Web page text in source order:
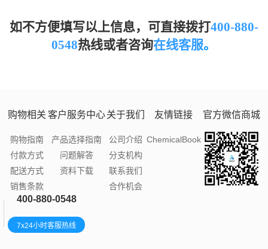
如不方便填写以上信息，可直接拨打400-880-
0548热线或者咨询在线客服。
购物相关
购物指南
付款方式
配送方式
销售条款
客户服务中心
产品选择指南
问题解答
资料下载
关于我们
公司介绍
分支机构
联系我们
合作机会
友情链接
ChemicalBook
官方微信商城
400-880-0548
7x24小时客服热线